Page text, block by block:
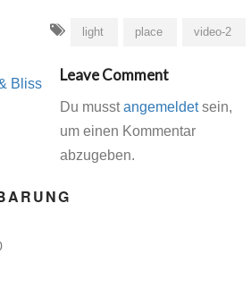
light place video-2
Bliss Leave Comment
Du musstangemeldetsein,
um einen Kommentar
abzugeben.